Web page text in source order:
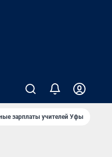
зарплаты учителей Уфы